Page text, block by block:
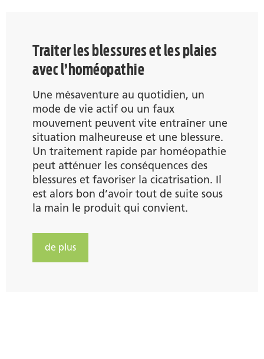
Traiter les blessures et les plaies
avec l’homéopathie
Une mésaventure au quotidien, un
mode de vie actif ou un faux
mouvement peuvent vite entraîner une
situation malheureuse et une blessure.
Un traitement rapide par homéopathie
peut atténuer les conséquences des
blessures et favoriser la cicatrisation. Il
est alors bon d’avoir tout de suite sous
la main le produit qui convient.
de plus